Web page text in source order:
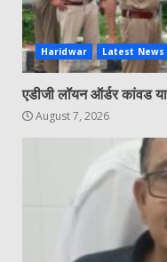
Haridwar Latest News
एडीजी लॉयन ऑर्डर कांवड
August 7, 2026